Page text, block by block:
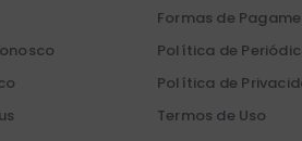
Formas de
Política de
Política de
Termos de Uso